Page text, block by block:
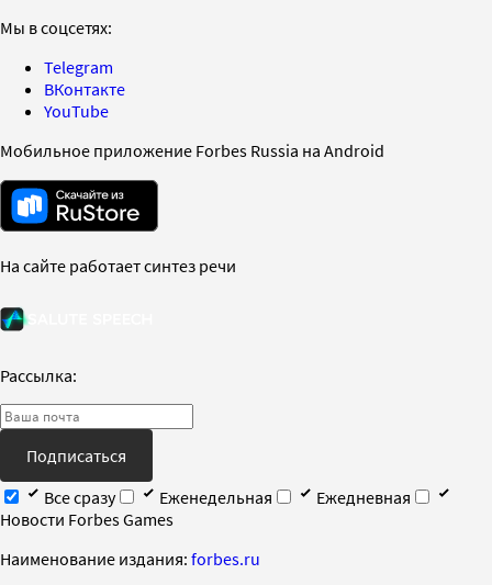
Мы в соцсетях:
Telegram
ВКонтакте
YouTube
Мобильное приложение Forbes Russia на Android
На сайте работает синтез речи
Рассылка:
Подписаться
Все сразу
Еженедельная
Ежедневная
Новости Forbes Games
Наименование издания: forbes.ru